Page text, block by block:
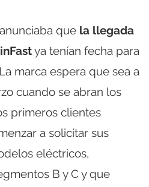
que la llegada
ya tenían fecha para
marca espera que sea a
cuando se abran los
primeros clientes
a solicitar sus
eléctricos,
B y C y que